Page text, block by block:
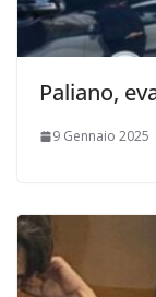
Paliano,
9 Gennaio 2025